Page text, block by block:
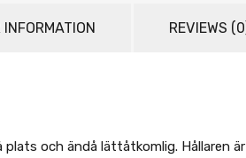
INFORMATION REVIEWS
och ändå lättåtkomlig. Hållaren